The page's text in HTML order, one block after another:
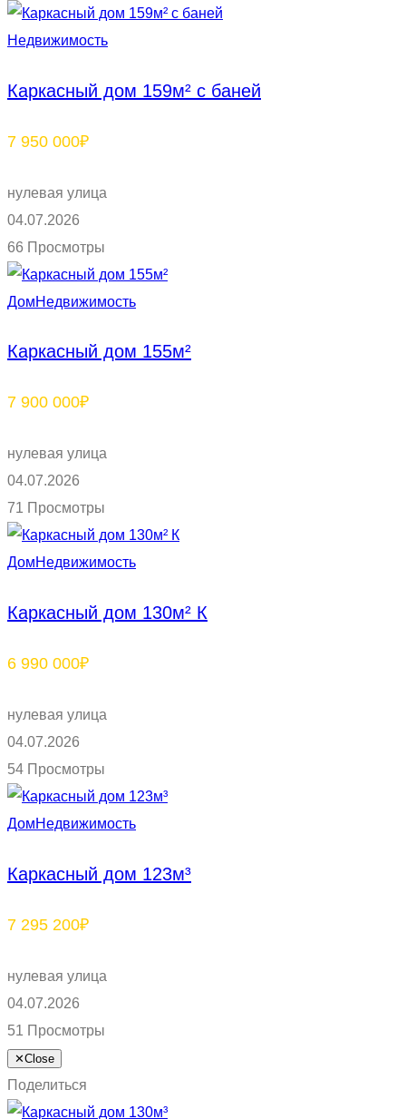
Недвижимость
Каркасный дом 159м² с баней
7 950 000₽
нулевая улица
04.07.2026
66 Просмотры
ДомНедвижимость
Каркасный дом 155м²
7 900 000₽
нулевая улица
04.07.2026
71 Просмотры
ДомНедвижимость
Каркасный дом 130м² К
6 990 000₽
нулевая улица
04.07.2026
54 Просмотры
ДомНедвижимость
Каркасный дом 123м³
7 295 200₽
нулевая улица
04.07.2026
51 Просмотры
✕Close
Поделиться